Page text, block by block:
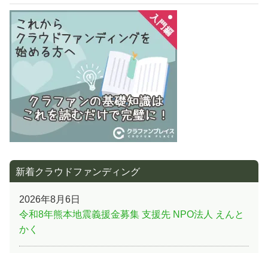
シ
ョ
ン
事:
新着クラウドファンディング
2026年8月6日
令和8年熊本地震義援金募集 支援先 NPO法人 えんと
かく